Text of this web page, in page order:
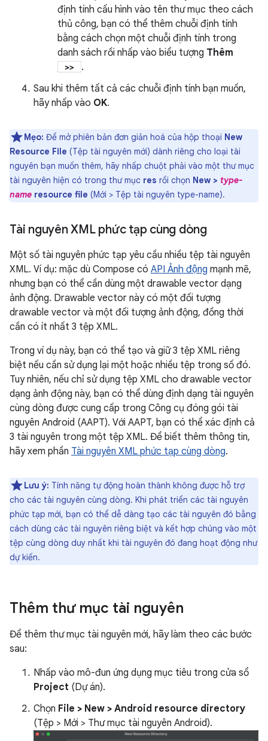
định tính cấu hình vào tên thư mục theo cách
thủ công, bạn có thể thêm chuỗi định tính
bằng cách chọn một chuỗi định tính trong
danh sách rồi nhấp vào biểu tượng Thêm
.
Sau khi thêm tất cả các chuỗi định tính bạn muốn,
hãy nhấp vào OK.
Mẹo: Để mở phiên bản đơn giản hoá của hộp thoại New
Resource File (Tệp tài nguyên mới) dành riêng cho loại tài
nguyên bạn muốn thêm, hãy nhấp chuột phải vào một thư mục
tài nguyên hiện có trong thư mục res rồi chọn New > type-
name resource file (Mới > Tệp tài nguyên type-name).
Tài nguyên XML phức tạp cùng dòng
Một số tài nguyên phức tạp yêu cầu nhiều tệp tài nguyên
XML. Ví dụ: mặc dù Compose có API Ảnh động mạnh mẽ,
nhưng bạn có thể cần dùng một drawable vector dạng
ảnh động. Drawable vector này có một đối tượng
drawable vector và một đối tượng ảnh động, đồng thời
cần có ít nhất 3 tệp XML.
Trong ví dụ này, bạn có thể tạo và giữ 3 tệp XML riêng
biệt nếu cần sử dụng lại một hoặc nhiều tệp trong số đó.
Tuy nhiên, nếu chỉ sử dụng tệp XML cho drawable vector
dạng ảnh động này, bạn có thể dùng định dạng tài nguyên
cùng dòng được cung cấp trong Công cụ đóng gói tài
nguyên Android (AAPT). Với AAPT, bạn có thể xác định cả
3 tài nguyên trong một tệp XML. Để biết thêm thông tin,
hãy xem phần Tài nguyên XML phức tạp cùng dòng.
Lưu ý: Tính năng tự động hoàn thành không được hỗ trợ
cho các tài nguyên cùng dòng. Khi phát triển các tài nguyên
phức tạp mới, bạn có thể dễ dàng tạo các tài nguyên đó bằng
cách dùng các tài nguyên riêng biệt và kết hợp chúng vào một
tệp cùng dòng duy nhất khi tài nguyên đó đang hoạt động như
dự kiến.
Thêm thư mục tài nguyên
Để thêm thư mục tài nguyên mới, hãy làm theo các bước
sau:
Nhấp vào mô-đun ứng dụng mục tiêu trong cửa sổ
Project (Dự án).
Chọn File > New > Android resource directory
(Tệp > Mới > Thư mục tài nguyên Android).